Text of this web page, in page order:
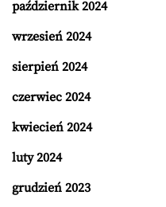
październik 2024
wrzesień 2024
sierpień 2024
czerwiec 2024
kwiecień 2024
luty 2024
grudzień 2023